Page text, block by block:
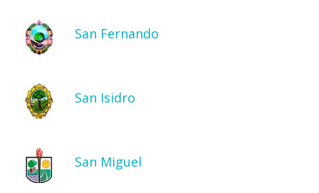
San Fernando
San Isidro
San Miguel